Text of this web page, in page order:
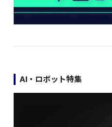
AI・ロボット特集